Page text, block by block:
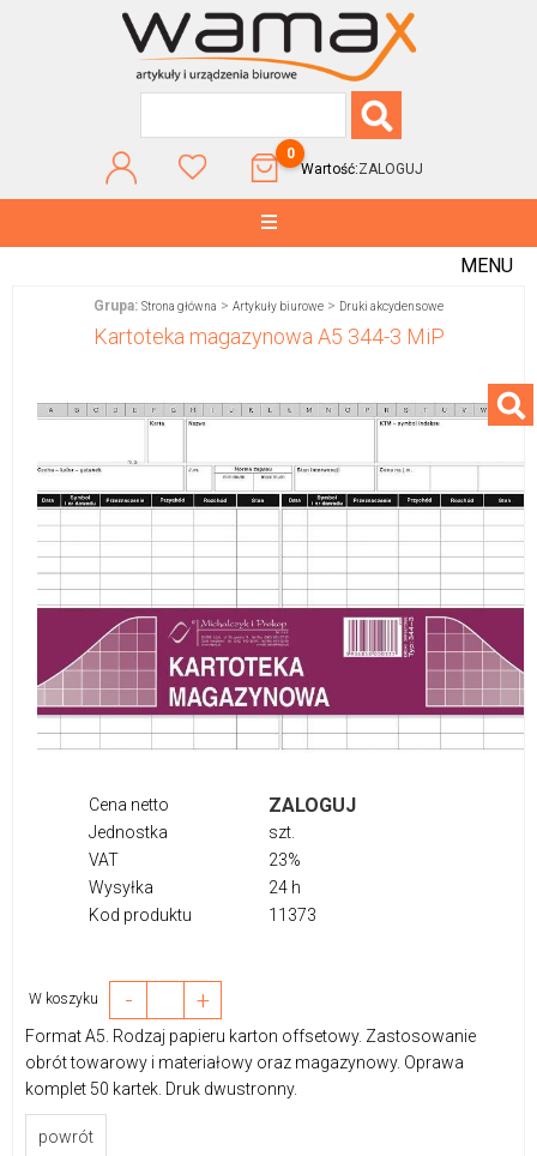
0
Wartość:ZALOGUJ
MENU
Grupa: Strona główna > Artykuły biurowe > Druki akcydensowe
Kartoteka magazynowa A5 344-3 MiP
Cena netto ZALOGUJ
Jednostka
szt.
VAT
23%
Wysyłka
24 h
Kod produktu
11373
W koszyku - +
Format A5. Rodzaj papieru karton offsetowy. Zastosowanie
obrót towarowy i materiałowy oraz magazynowy. Oprawa
komplet 50 kartek. Druk dwustronny.
powrót